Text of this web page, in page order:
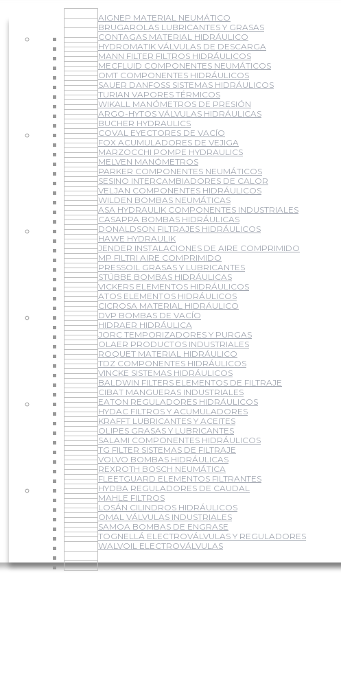
AIGNEP MATERIAL NEUMÁTICO
BRUGAROLAS LUBRICANTES Y GRASAS
CONTAGAS MATERIAL HIDRÁULICO
HYDROMATIK VÁLVULAS DE DESCARGA
MANN FILTER FILTROS HIDRÁULICOS
MECFLUID COMPONENTES NEUMÁTICOS
OMT COMPONENTES HIDRÁULICOS
SAUER DANFOSS SISTEMAS HIDRÁULICOS
TURIAN VAPORES TÉRMICOS
WIKALL MANÓMETROS DE PRESIÓN
ARGO-HYTOS VÁLVULAS HIDRÁULICAS
BUCHER HYDRAULICS
COVAL EYECTORES DE VACÍO
FOX ACUMULADORES DE VEJIGA
MARZOCCHI POMPE HYDRAULICS
MELVEN MANÓMETROS
PARKER COMPONENTES NEUMÁTICOS
SESINO INTERCAMBIADORES DE CALOR
VELJAN COMPONENTES HIDRÁULICOS
WILDEN BOMBAS NEUMÁTICAS
ASA HYDRAULIK COMPONENTES INDUSTRIALES
CASAPPA BOMBAS HIDRÁULICAS
DONALDSON FILTRAJES HIDRÁULICOS
HAWE HYDRAULIK
JENDER INSTALACIONES DE AIRE COMPRIMIDO
MP FILTRI AIRE COMPRIMIDO
PRESSOIL GRASAS Y LUBRICANTES
STÜBBE BOMBAS HIDRÁULICAS
VICKERS ELEMENTOS HIDRÁULICOS
ATOS ELEMENTOS HIDRÁULICOS
CICROSA MATERIAL HIDRÁULICO
DVP BOMBAS DE VACÍO
HIDRAER HIDRÁULICA
JORC TEMPORIZADORES Y PURGAS
OLAER PRODUCTOS INDUSTRIALES
ROQUET MATERIAL HIDRÁULICO
TDZ COMPONENTES HIDRÁULICOS
VINCKE SISTEMAS HIDRÁULICOS
BALDWIN FILTERS ELEMENTOS DE FILTRAJE
CIBAT MANGUERAS INDUSTRIALES
EATON REGULADORES HIDRÁULICOS
HYDAC FILTROS Y ACUMULADORES
KRAFFT LUBRICANTES Y ACEITES
OLIPES GRASAS Y LUBRICANTES
SALAMI COMPONENTES HIDRÁULICOS
TG FILTER SISTEMAS DE FILTRAJE
VOLVO BOMBAS HIDRÁULICAS
REXROTH BOSCH NEUMÁTICA
FLEETGUARD ELEMENTOS FILTRANTES
HYDBA REGULADORES DE CAUDAL
MAHLE FILTROS
LOSÁN CILINDROS HIDRÁULICOS
OMAL VÁLVULAS INDUSTRIALES
SAMOA BOMBAS DE ENGRASE
TOGNELLÁ ELECTROVÁLVULAS Y REGULADORES
WALVOIL ELECTROVÁLVULAS